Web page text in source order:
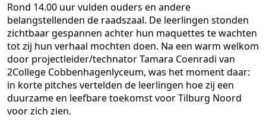
Rond 14.00 uur vulden ouders en andere
belangstellenden de raadszaal. De leerlingen stonden
zichtbaar gespannen achter hun maquettes te wachten
tot zij hun verhaal mochten doen. Na een warm welkom
door projectleider/technator Tamara Coenradi van
2College Cobbenhagenlyceum, was het moment daar:
in korte pitches vertelden de leerlingen hoe zij een
duurzame en leefbare toekomst voor Tilburg Noord
voor zich zien.